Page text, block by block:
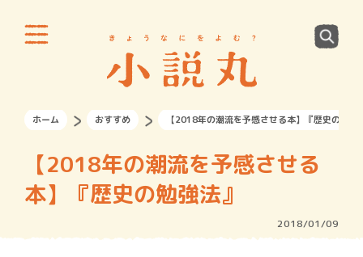
ホーム おすすめ 【2018年の潮流を予感させる本】『歴史の勉強
【2018年の潮流を予感させる
本】『歴史の勉強法』
2018/01/09